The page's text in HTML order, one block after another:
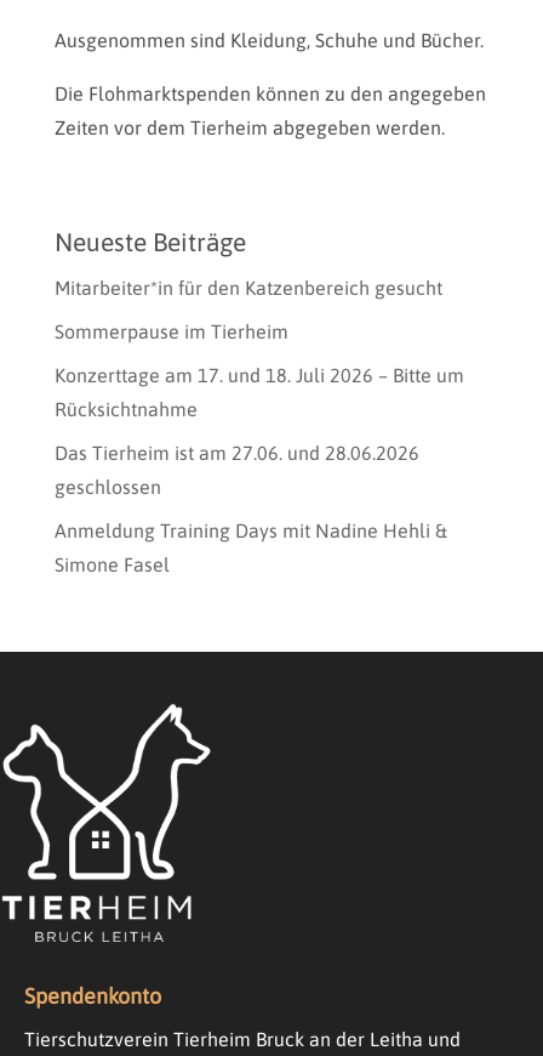
Ausgenommen sind Kleidung, Schuhe und Bücher.
Die Flohmarktspenden können zu den angegeben
Zeiten vor dem Tierheim abgegeben werden.
Neueste Beiträge
Mitarbeiter*in für den Katzenbereich gesucht
Sommerpause im Tierheim
Konzerttage am 17. und 18. Juli 2026 – Bitte um
Rücksichtnahme
Das Tierheim ist am 27.06. und 28.06.2026
geschlossen
Anmeldung Training Days mit Nadine Hehli &
Simone Fasel
Spendenkonto
Tierschutzverein Tierheim Bruck an der Leitha und